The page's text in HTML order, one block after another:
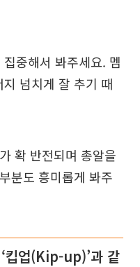
중해서 봐주세요. 멤
넘치게 잘 추기 때
확 반전되며 총알을
분도 흥미롭게 봐주
킵업(Kip-up)’과 같